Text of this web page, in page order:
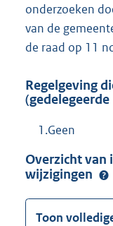
onderzoeken
van de
de raad op 11
Regelgeving
1.Geen
Overzicht van
wijzigingen
Toon